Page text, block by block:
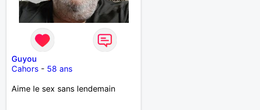
Guyou
Cahors - 58 ans
Aime le sex sans lendemain